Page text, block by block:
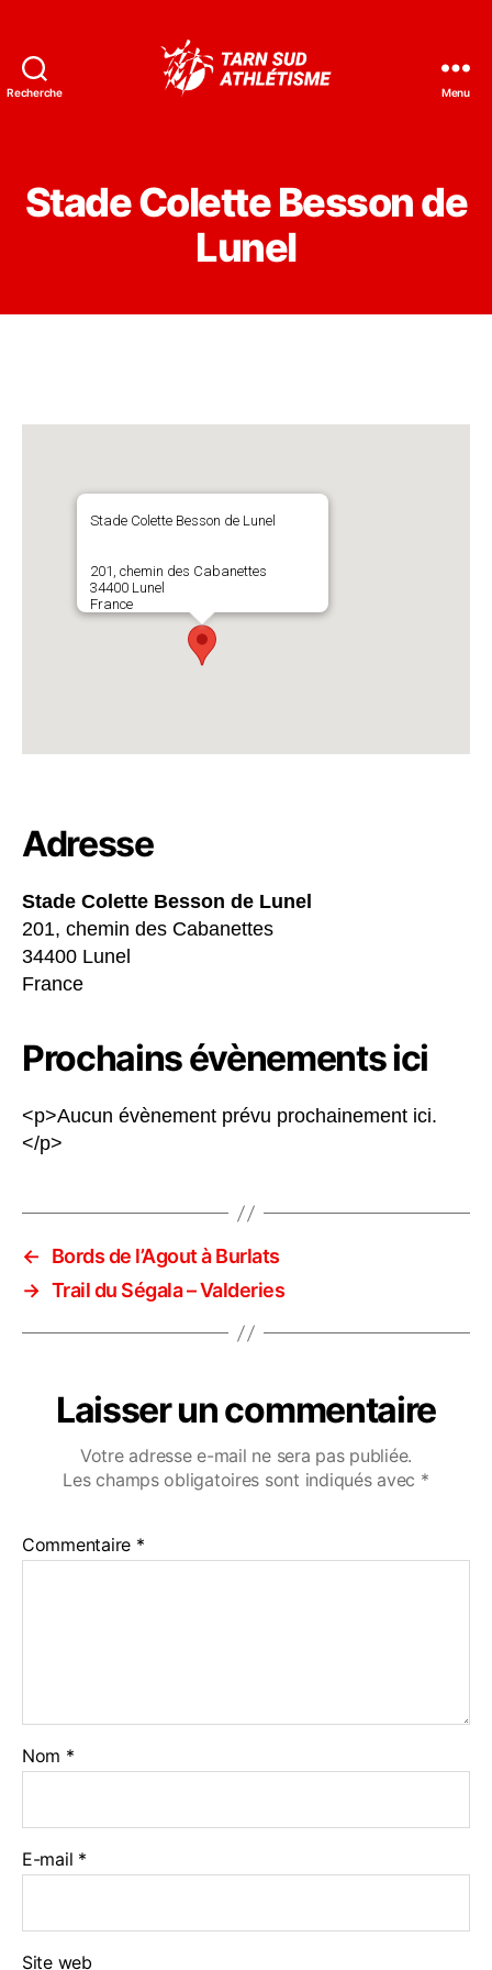
Recherche Menu
Stade Colette Besson de
Lunel
Stade Colette Besson de Lunel
201, chemin des Cabanettes
34400 Lunel
France
Adresse
Stade Colette Besson de Lunel
201, chemin des Cabanettes
34400 Lunel
France
Prochains évènements ici
<p>Aucun évènement prévu prochainement ici.
</p>
←
Bords de l’Agout à Burlats
→ Trail du Ségala – Valderies
Laisser un commentaire
Votre adresse e-mail ne sera pas publiée.
Les champs obligatoires sont indiqués avec *
Commentaire *
Nom *
E-mail *
Site web